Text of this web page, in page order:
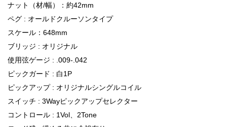
ナット（材/幅）：約42mm
ペグ : オールドクルーソンタイプ
スケール：648mm
ブリッジ : オリジナル
使用弦ゲージ : .009-.042
ピックガード : 白1P
ピックアップ : オリジナルシングルコイル
スイッチ : 3Wayピックアップセレクター
コントロール : 1Vol、2Tone